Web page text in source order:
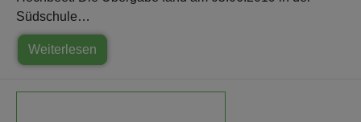
Südschule…
Weiterlesen